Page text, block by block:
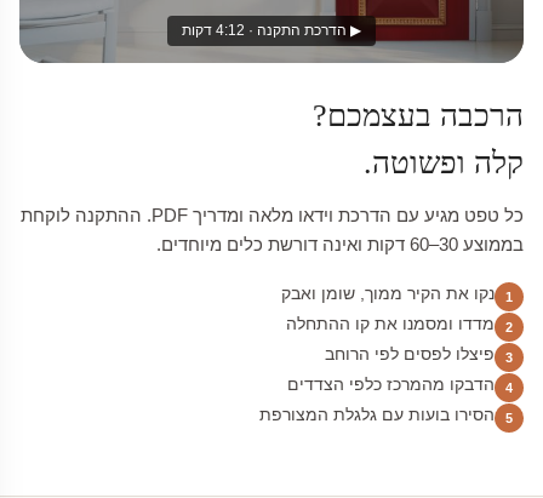
▶ הדרכת התקנה · 4:12 דקות
הרכבה בעצמכם?
קלה ופשוטה.
כל טפט מגיע עם הדרכת וידאו מלאה ומדריך PDF. ההתקנה לוקחת
בממוצע 30–60 דקות ואינה דורשת כלים מיוחדים.
1 נקו את הקיר ממוך, שומן ואבק
2 מדדו ומסמנו את קו ההתחלה
3 פיצלו לפסים לפי הרוחב
4 הדבקו מהמרכז כלפי הצדדים
5 הסירו בועות עם גלגלת המצורפת